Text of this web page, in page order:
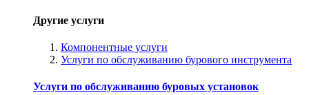
Другие услуги
Компонентные услуги
Услуги по обслуживанию бурового инструмента
Услуги по обслуживанию буровых установок